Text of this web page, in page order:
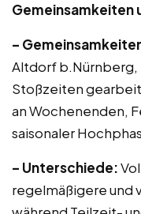
Gemeinsamkeiten
–
Altdorf b.Nürnberg,
Stoßzeiten
an Wochenenden,
saisonaler
– Unterschiede:
regelmäßigere und